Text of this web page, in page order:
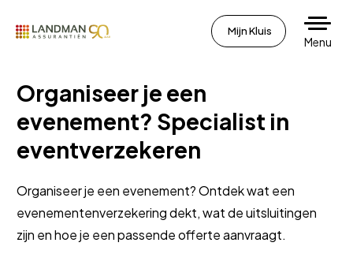
Mijn Kluis
Menu
Organiseer je een
evenement? Specialist in
eventverzekeren
Organiseer je een evenement? Ontdek wat een
evenementenverzekering dekt, wat de uitsluitingen
zijn en hoe je een passende offerte aanvraagt.